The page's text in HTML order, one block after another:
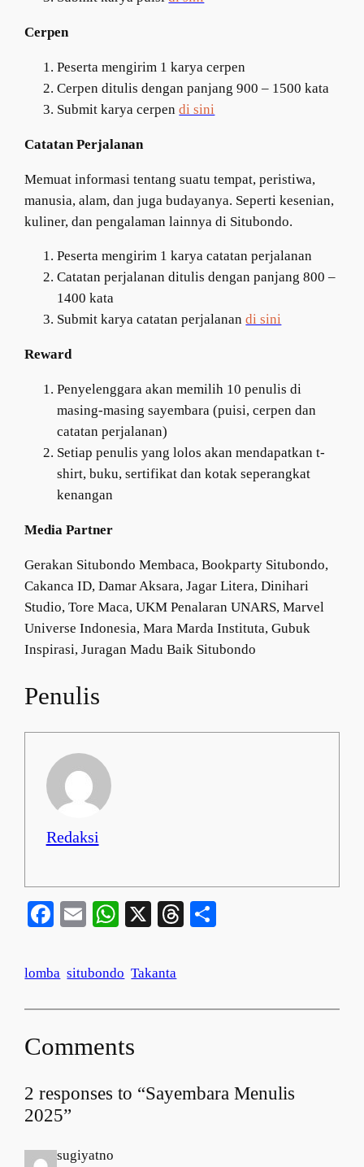
Cerpen
Peserta mengirim 1 karya cerpen
Cerpen ditulis dengan panjang 900 – 1500 kata
Submit karya cerpendi sini
Catatan Perjalanan
Memuat informasi tentang suatu tempat, peristiwa,
manusia, alam, dan juga budayanya. Seperti kesenian,
kuliner, dan pengalaman lainnya di Situbondo.
Peserta mengirim 1 karya catatan perjalanan
Catatan perjalanan ditulis dengan panjang 800 –
1400 kata
Submit karya catatan perjalanandi sini
Reward
Penyelenggara akan memilih 10 penulis di
masing-masing sayembara (puisi, cerpen dan
catatan perjalanan)
Setiap penulis yang lolos akan mendapatkan t-
shirt, buku, sertifikat dan kotak seperangkat
kenangan
Media Partner
Gerakan Situbondo Membaca, Bookparty Situbondo,
Cakanca ID, Damar Aksara, Jagar Litera, Dinihari
Studio, Tore Maca, UKM Penalaran UNARS, Marvel
Universe Indonesia, Mara Marda Instituta, Gubuk
Inspirasi, Juragan Madu Baik Situbondo
Penulis
Redaksi
Facebook
EmailWhatsApp
X Threads
lomba situbondo Takanta
Comments
2 responses to “Sayembara Menulis
2025”
sugiyatno